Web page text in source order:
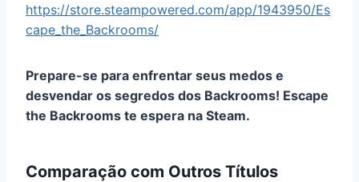
https://store.steampowered.com/app/1943950/Es
cape_the_Backrooms/
Prepare-se para enfrentar seus medos e
desvendar os segredos dos Backrooms! Escape
the Backrooms te espera na Steam.
Comparação com Outros Títulos